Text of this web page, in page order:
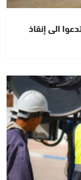
الى إنقاذ